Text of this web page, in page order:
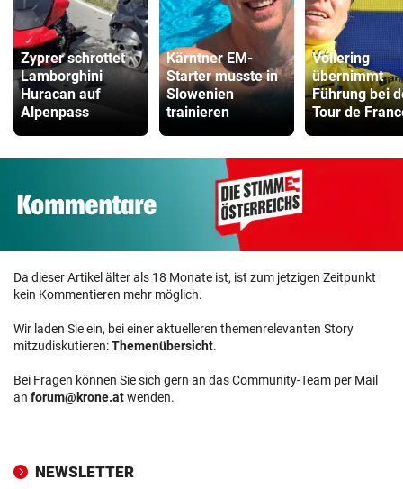
Zyprer schrottet
Lamborghini
Huracan auf
Alpenpass
Kärntner EM-
Starter musste in
Slowenien
trainieren
Vollering
übernimmt
Führung bei
Tour de
Da dieser Artikel älter als 18 Monate ist, ist zum jetzigen Zeitpunkt
kein Kommentieren mehr möglich.
Wir laden Sie ein, bei einer aktuelleren themenrelevanten Story
mitzudiskutieren:Themenübersicht.
Bei Fragen können Sie sich gern an das Community-Team per Mail
an forum@krone.atwenden.
NEWSLETTER